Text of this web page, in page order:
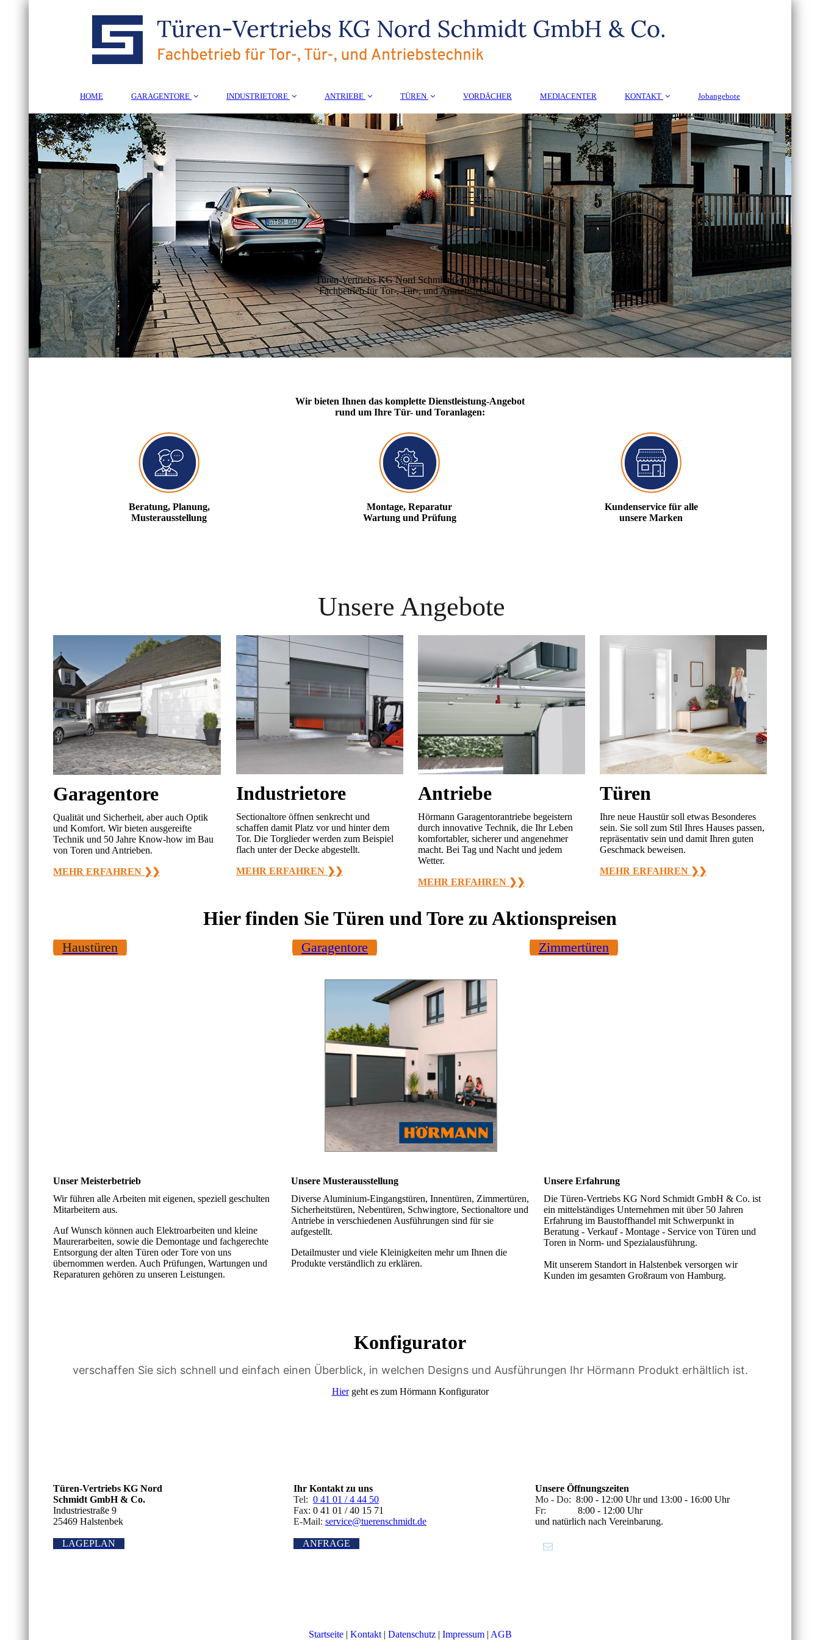
HOME GARAGENTORE INDUSTRIETORE ANTRIEBE TÜREN VORDÄCHER MEDIACENTER KONTAKT Jobangebote
Türen-Vertriebs KG Nord Schmidt GmbH & Co.
Fachbetrieb für Tor-, Tür-, und Antriebstechnik
Wir bieten Ihnen das komplette Dienstleistung-Angebot
rund um Ihre Tür- und Toranlagen:
Beratung, Planung,
Musterausstellung
Montage, Reparatur
Wartung und Prüfung
Kundenservice für alle
unsere Marken
Unsere Angebote
Garagentore
Qualität und Sicherheit, aber auch Optik
und Komfort. Wir bieten ausgereifte
Technik und 50 Jahre Know-how im Bau
von Toren und Antrieben.
MEHR ERFAHREN ❯❯
Industrietore
Sectionaltore öffnen senkrecht und
schaffen damit Platz vor und hinter dem
Tor. Die Torglieder werden zum Beispiel
flach unter der Decke abgestellt.
MEHR ERFAHREN ❯❯
Antriebe
Hörmann Garagentorantriebe begeistern
durch innovative Technik, die Ihr Leben
komfortabler, sicherer und angenehmer
macht. Bei Tag und Nacht und jedem
Wetter.
MEHR ERFAHREN ❯❯
Türen
Ihre neue Haustür soll etwas Besonderes
sein. Sie soll zum Stil Ihres Hauses passen,
repräsentativ sein und damit Ihren guten
Geschmack beweisen.
MEHR ERFAHREN ❯❯
Hier finden Sie Türen und Tore zu Aktionspreisen
Haustüren Garagentore Zimmertüren
Unser Meisterbetrieb
Wir führen alle Arbeiten mit eigenen, speziell ge­schulten
Mitarbeitern aus.
Auf Wunsch können auch Elektroarbeiten und kleine
Maurerarbeiten, sowie die Demontage und fach­ge­rechte
Entsorgung der alten Türen oder Tore von uns
übernommen werden. Auch Prüfungen, Wartungen und
Reparaturen gehören zu unseren Leistungen.
Unsere Musterausstellung
Diverse Aluminium-Eingangstüren, Innentüren, Zimmertüren,
Sicherheitstüren, Nebentüren, Schwingtore, Sectionaltore und
Antriebe in verschiedenen Ausführungen sind für sie
aufgestellt.
Detailmuster und viele Kleinigkeiten mehr um Ihnen die
Produkte verständlich zu erklären.
Unsere Erfahrung
Die Türen-Vertriebs KG Nord Schmidt GmbH & Co. ist
ein mittelständiges Unternehmen mit über 50 Jahren
Erfahrung im Baustoffhandel mit Schwer­punkt in
Beratung - Verkauf - Montage - Service von Türen und
Toren in Norm- und Spezialausführung.
Mit unserem Standort in Halstenbek versorgen wir
Kunden im gesamten Großraum von Hamburg.
Konfigurator
verschaffen Sie sich schnell und einfach einen Überblick, in welchen Designs und Ausführungen Ihr Hörmann Produkt erhältlich ist.
Hiergeht es zum Hörmann Konfigurator
Türen-Vertriebs KG Nord
Schmidt GmbH & Co.
Industriestraße 9
25469 Halstenbek
LAGEPLAN
Ihr Kontakt zu uns
Tel: 0 41 01 / 4 44 50
Fax: 0 41 01 / 40 15 71
E-Mail: service@tuerenschmidt.de
ANFRAGE
Unsere Öffnungszeiten
Mo - Do: 8:00 - 12:00 Uhr und 13:00 - 16:00 Uhr
Fr: 8:00 - 12:00 Uhr
und natürlich nach Vereinbarung.
Startseite | Kontakt | Daten­schutz | Impressum| AGB